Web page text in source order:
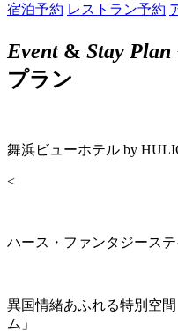
宿泊予約 レストラン予約
Event& Stay Plan
プラン
舞浜ビューホテル by
<
ハース・ファンタジース
異国情緒あふれる特別空
ム」